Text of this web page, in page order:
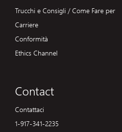
Trucchi e Consigli / Come Fare per
Carriere
Conformità
Ethics Channel
Contact
Contattaci
1-917-341-2235